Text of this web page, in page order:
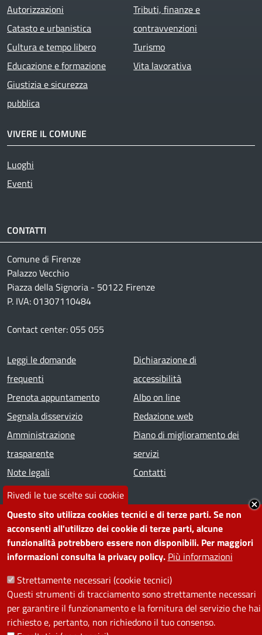
Rivedi le tue scelte sui cookie
Questo sito utilizza cookies tecnici e di terze parti. Se non
acconsenti all'utilizzo dei cookie di terze parti, alcune
funzionalità potrebbero essere non disponibili. Per maggiori
informazioni consulta la privacy policy. Più informazioni
Strettamente necessari (cookie tecnici)
Questi strumenti di tracciamento sono strettamente necessari
per garantire il funzionamento e la fornitura del servizio che hai
richiesto e, pertanto, non richiedono il tuo consenso.
Autorizzazioni
Catasto e urbanistica
Cultura e tempo libero
Educazione e formazione
Giustizia e sicurezza
pubblica
Tributi, finanze e
contravvenzioni
Turismo
Vita lavorativa
VIVERE IL COMUNE
Luoghi
Eventi
CONTATTI
Comune di Firenze
Palazzo Vecchio
Piazza della Signoria - 50122 Firenze
P. IVA: 01307110484
Contact center: 055 055
Footer menu
Leggi le domande
frequenti
Prenota appuntamento
Segnala disservizio
Amministrazione
trasparente
Note legali
Dichiarazione di
accessibilità
Albo on line
Redazione web
Piano di miglioramento dei
servizi
Contatti
SEGUICI SU
Facebook
Instagram
YouTube
Telegram
WhatsApp
TwitterLinkedin
Useful links section
La Privacy nel Comune
PRIVACY